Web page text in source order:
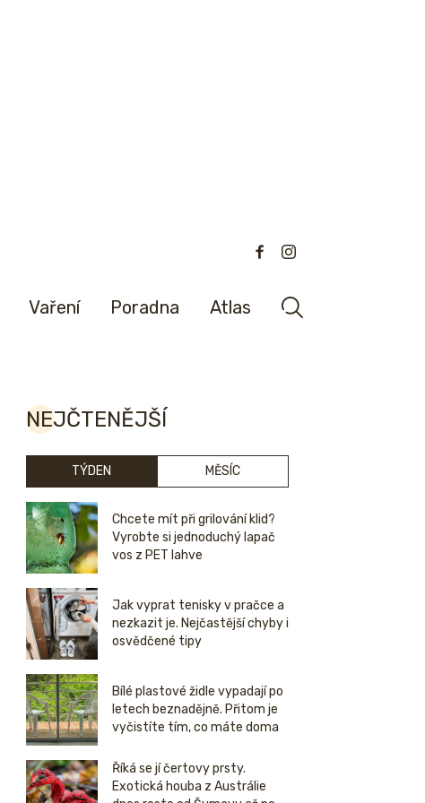
Vaření Poradna Atlas
NEJČTENĚJŠÍ
TÝDEN MĚSÍC
Chcete mít při grilování klid?
Vyrobte si jednoduchý lapač
vos z PET lahve
Jak vyprat tenisky v pračce a
nezkazit je. Nejčastější chyby i
osvědčené tipy
Bílé plastové židle vypadají po
letech beznadějně. Přitom je
vyčistíte tím, co máte doma
Říká se jí čertovy prsty.
Exotická houba z Austrálie